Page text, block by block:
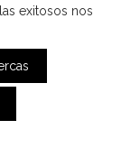
exitosos nos